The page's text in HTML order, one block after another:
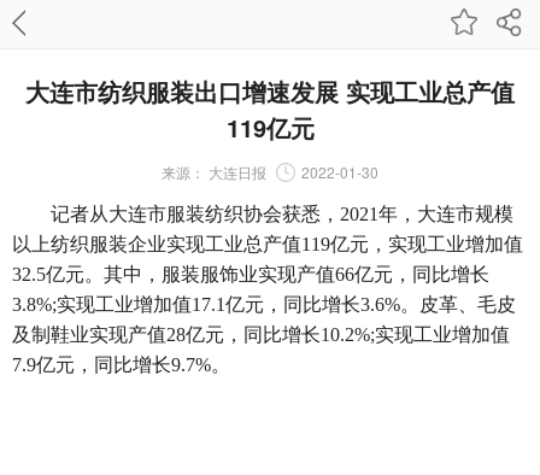
大连市纺织服装出口增速发展 实现工业总产值
119亿元
来源： 大连日报 2022-01-30
记者从大连市服装纺织协会获悉，2021年，大连市规模
以上纺织服装企业实现工业总产值119亿元，实现工业增加值
32.5亿元。其中，服装服饰业实现产值66亿元，同比增长
3.8%;实现工业增加值17.1亿元，同比增长3.6%。皮革、毛皮
及制鞋业实现产值28亿元，同比增长10.2%;实现工业增加值
7.9亿元，同比增长9.7%。